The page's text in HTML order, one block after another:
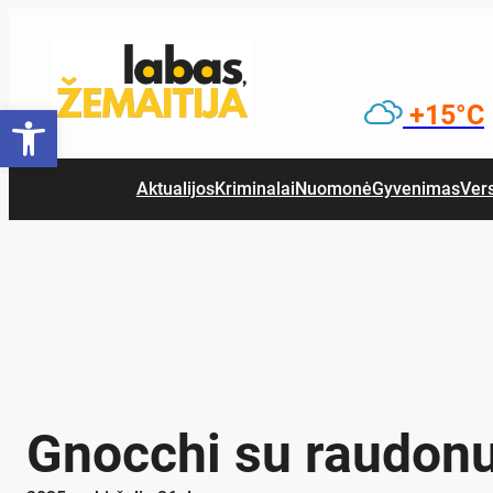
Open toolbar +15°C
AktualijosKriminalai NuomonėGyvenimas
Gnocchi su